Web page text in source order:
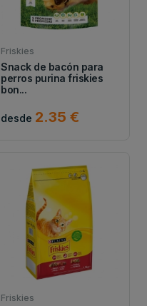
Friskies
Snack de bacón para
perros purina friskies
bon...
desde 2.35 €
Friskies